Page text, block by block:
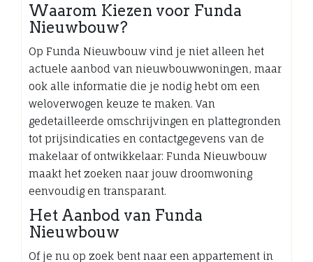
Waarom Kiezen voor Funda
Nieuwbouw?
Op Funda Nieuwbouw vind je niet alleen het
actuele aanbod van nieuwbouwwoningen, maar
ook alle informatie die je nodig hebt om een
weloverwogen keuze te maken. Van
gedetailleerde omschrijvingen en plattegronden
tot prijsindicaties en contactgegevens van de
makelaar of ontwikkelaar: Funda Nieuwbouw
maakt het zoeken naar jouw droomwoning
eenvoudig en transparant.
Het Aanbod van Funda
Nieuwbouw
Of je nu op zoek bent naar een appartement in